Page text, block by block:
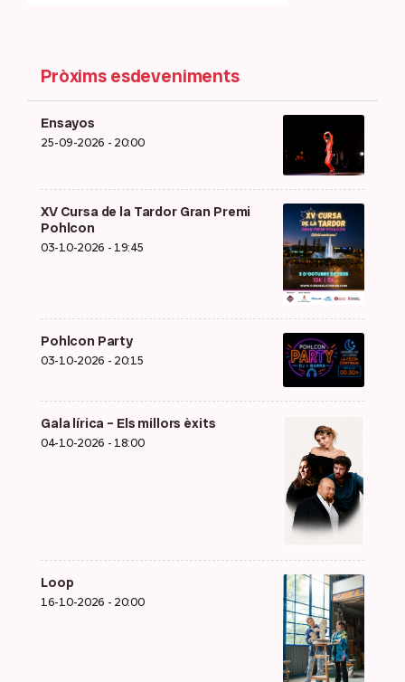
Pròxims esdeveniments
Ensayos
25-09-2026 - 20:00
XV Cursa de la Tardor Gran Premi
Pohlcon
03-10-2026 - 19:45
Pohlcon Party
03-10-2026 - 20:15
Gala lírica – Els millors èxits
04-10-2026 - 18:00
Loop
16-10-2026 - 20:00